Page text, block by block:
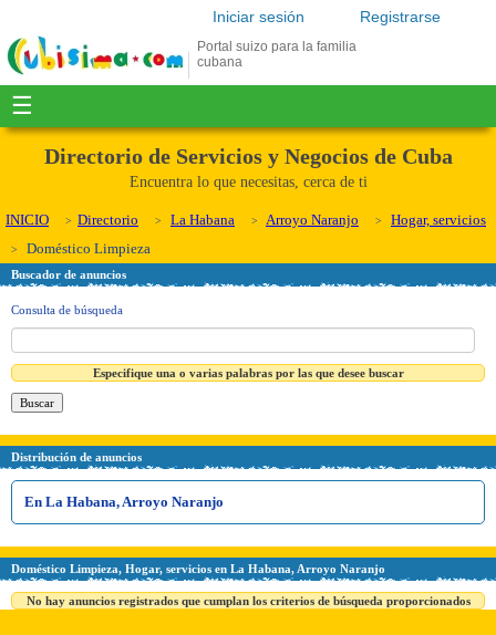
Registrarse
Iniciar sesión
Portal suizo para la familia
cubana
☰
Directorio de Servicios y Negocios de Cuba
Encuentra lo que necesitas, cerca de ti
INICIO Directorio La Habana Arroyo Naranjo
Hogar, servicios
Doméstico Limpieza
Buscador de anuncios
Consulta de búsqueda
Especifique una o varias palabras por las que desee buscar
Distribución de anuncios
En La Habana, Arroyo Naranjo
Doméstico Limpieza, Hogar, servicios en La Habana, Arroyo Naranjo
No hay anuncios registrados que cumplan los criterios de búsqueda proporcionados